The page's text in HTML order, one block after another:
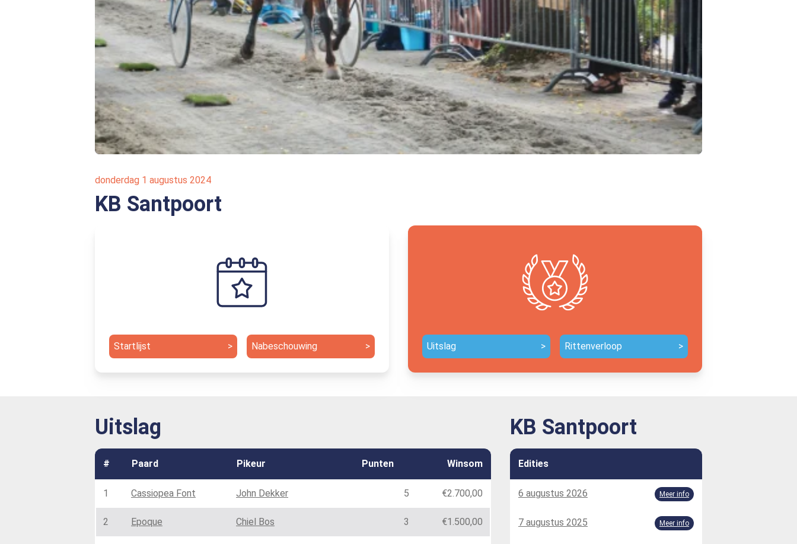
donderdag 1 augustus 2024
KB Santpoort
Startlijst > Nabeschouwing > Uitslag > Rittenverloop >
Uitslag
# Paard Pikeur Punten Winsom
1 Cassiopea Font John Dekker 5 €2.700,00
2 Epoque Chiel Bos 3 €1.500,00
KB Santpoort
Edities
6 augustus 2026 Meer info
7 augustus 2025 Meer info